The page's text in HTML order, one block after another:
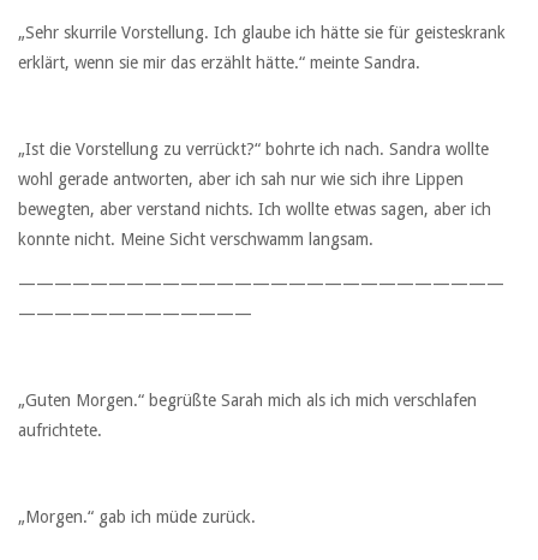
„Sehr skurrile Vorstellung. Ich glaube ich hätte sie für geisteskrank
erklärt, wenn sie mir das erzählt hätte.“ meinte Sandra.
„Ist die Vorstellung zu verrückt?“ bohrte ich nach. Sandra wollte
wohl gerade antworten, aber ich sah nur wie sich ihre Lippen
bewegten, aber verstand nichts. Ich wollte etwas sagen, aber ich
konnte nicht. Meine Sicht verschwamm langsam.
———————————————————————————
—————————————
„Guten Morgen.“ begrüßte Sarah mich als ich mich verschlafen
aufrichtete.
„Morgen.“ gab ich müde zurück.